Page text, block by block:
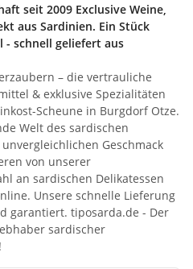
seit 2009 Exclusive Weine,
aus Sardinien. Ein Stück
- schnell geliefert aus
– die vertrauliche
& exklusive Spezialitäten
Scheune in Burgdorf Otze.
Welt des sardischen
Geschmack
von unserer
an sardischen Delikatessen
Unsere schnelle Lieferung
garantiert. tiposarda.de - Der
sardischer